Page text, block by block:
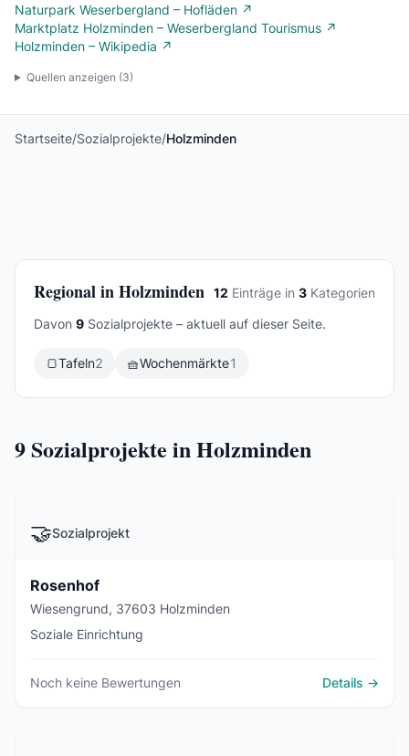
Naturpark Weserbergland – Hofläden ↗
Marktplatz Holzminden – Weserbergland Tourismus ↗
Holzminden – Wikipedia ↗
Quellen anzeigen (3)
Startseite/Sozialprojekte/Holzminden
Regional in Holzminden 12 Einträge in 3 Kategorien
Davon 9 Sozialprojekte – aktuell auf dieser Seite.
🍞Tafeln2 🧺Wochenmärkte1
9Sozialprojekte in Holzminden
🤝Sozialprojekt
Rosenhof
Wiesengrund, 37603 Holzminden
Soziale Einrichtung
Noch keine Bewertungen Details →